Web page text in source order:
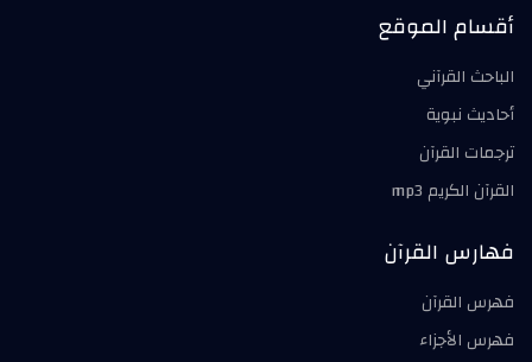
أقسام الموقع
الباحث القرآني
أحاديث نبوية
ترجمات القرآن
القرآن الكريم mp3
فهارس القرآن
فهرس القرآن
فهرس الأجزاء